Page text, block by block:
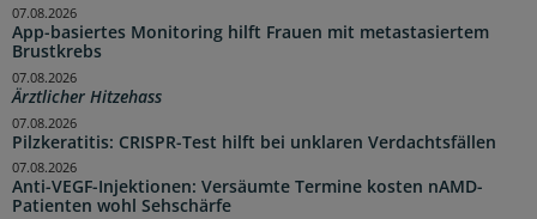
App-basiertes Monitoring hilft Frauen mit metastasiertem
Brustkrebs
07.08.2026
Ärztlicher Hitzehass
07.08.2026
Pilzkeratitis: CRISPR-Test hilft bei unklaren Verdachtsfällen
07.08.2026
Anti-VEGF-Injektionen: Versäumte Termine kosten nAMD-
Patienten wohl Sehschärfe
07.08.2026